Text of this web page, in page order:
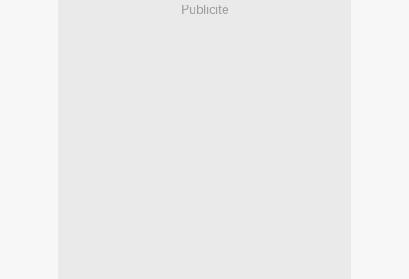
Publicité